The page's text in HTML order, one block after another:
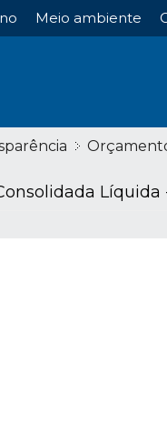
Meio ambiente
Líquida